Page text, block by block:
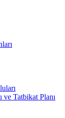
Tatbikat Planı